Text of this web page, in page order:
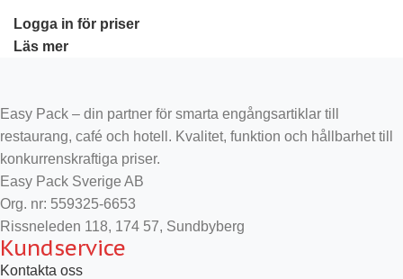
Logga in för priser
Läs mer
Easy Pack – din partner för smarta engångsartiklar till
restaurang, café och hotell. Kvalitet, funktion och hållbarhet till
konkurrenskraftiga priser.
Easy Pack Sverige AB
Org. nr: 559325-6653
Rissneleden 118, 174 57, Sundbyberg
Kundservice
Kontakta oss